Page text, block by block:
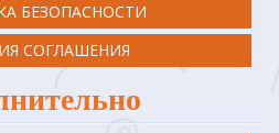
БЕЗОПАСНОСТИ
СОГЛАШЕНИЯ